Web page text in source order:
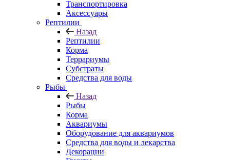
Транспортировка
Аксессуары
Рептилии
Назад
Рептилии
Корма
Террариумы
Субстраты
Средства для воды
Рыбы
Назад
Рыбы
Корма
Аквариумы
Оборудование для аквариумов
Средства для воды и лекарства
Декорации